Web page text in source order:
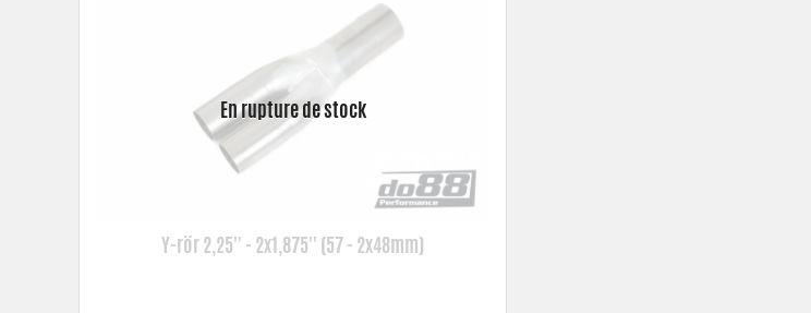
Y-rör 2,25'' - 2x1,875'' (57 - 2x48mm)